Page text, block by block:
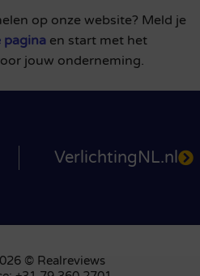
op onze website? Meld je
pagina en start met het
jouw onderneming.
VerlichtingNL.nl
© Realreviews